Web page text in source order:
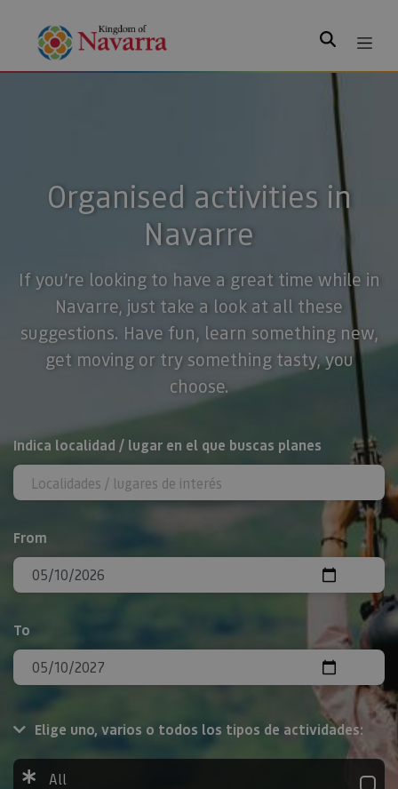
Search
Organised activities in
Navarre
If you’re looking to have a great time while in
Navarre, just take a look at all these
suggestions. Have fun, learn something new,
get moving or try something tasty, you
choose.
Search
Indica localidad / lugar en el que buscas planes
From
To
Elige uno, varios o todos los tipos de actividades:
All